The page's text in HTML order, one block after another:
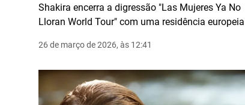
Shakira encerra a digressão "Las Mujeres Ya No
Lloran World Tour" com uma residência
construído de raiz.
26 de março de 2026, às 12:41